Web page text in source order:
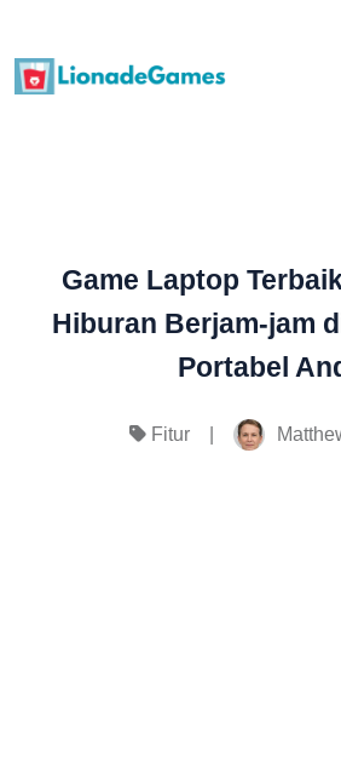
Game Laptop
Hiburan Berjam-jam
Portabel
Fitur